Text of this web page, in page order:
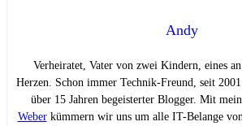
Andy
Verheiratet, Vater von zwei Kindern, eines
Herzen. Schon immer Technik-Freund, seit
über 15 Jahren begeisterter Blogger. Mit
Weberkümmern wir uns um alle IT-Belange